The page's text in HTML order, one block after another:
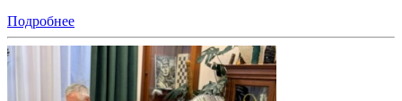
Подробнее